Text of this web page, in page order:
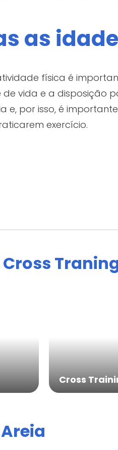
as
física é
vida e a disposição
por isso, é
exercício.
Cross